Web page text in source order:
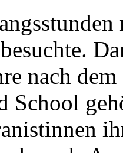
nach
School